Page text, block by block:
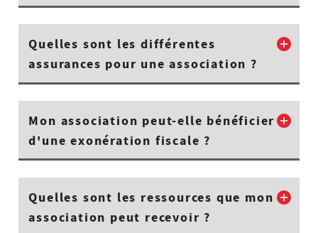
Quelles sont les différentes
assurances pour une association ?
Mon association peut-elle bénéficier
d'une exonération fiscale ?
Quelles sont les ressources que mon
association peut recevoir ?